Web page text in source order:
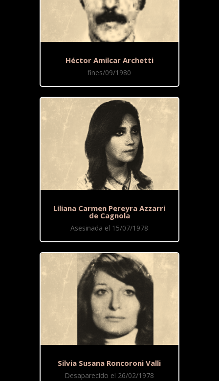
Héctor Amilcar Archetti
fines/09/1980
Liliana Carmen Pereyra Azzarri
de Cagnola
Asesinada el 15/07/1978
Silvia Susana Roncoroni Valli
Desaparecido el 26/02/1978